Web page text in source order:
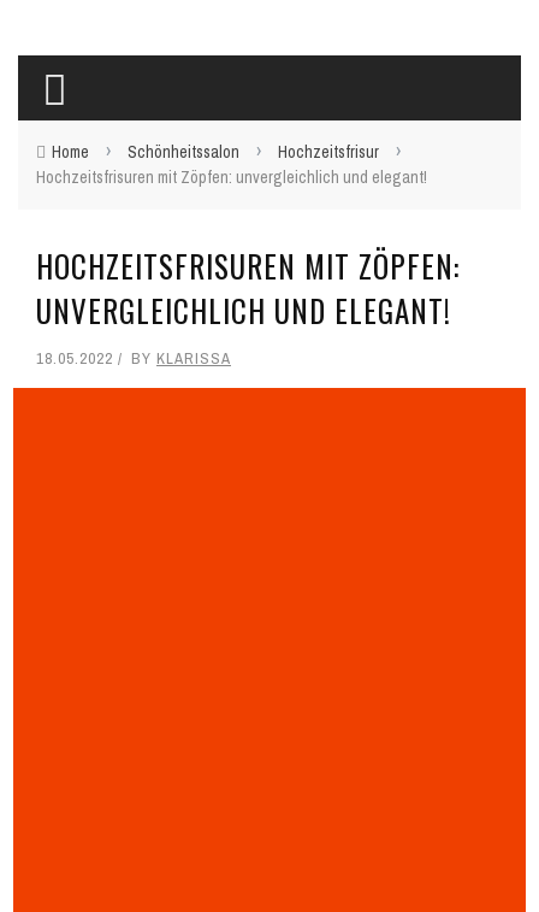
Home › Schönheitssalon › Hochzeitsfrisur ›
Hochzeitsfrisuren mit Zöpfen: unvergleichlich und elegant!
HOCHZEITSFRISUREN MIT ZÖPFEN:
UNVERGLEICHLICH UND ELEGANT!
18.05.2022 BY KLARISSA